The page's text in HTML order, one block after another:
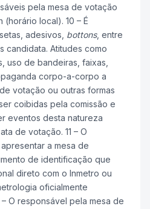
pela mesa de votação
local). 10 – É
adesivos, bottons, entre
candidata. Atitudes como
uso de bandeiras, faixas,
corpo-a-corpo a
votação ou outras formas
coibidas pela comissão e
eventos desta natureza
de votação. 11 – O
a mesa de
de identificação que
direto com o Inmetro ou
oficialmente
O responsável pela mesa de